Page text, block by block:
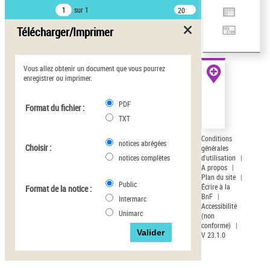
Titre uniforme musical
Statut de la notice
Pays
Auteur d’œuvre
sur 1
20
résultats/page
Télécharger/Imprimer
Vous allez obtenir un document que vous pourrez
enregistrer ou imprimer.
Format du fichier :
PDF
TXT
Choisir :
notices abrégées
notices complètes
Format de la notice :
Public
Intermarc
Unimarc
Conditions
générales
d'utilisation |
A propos |
Plan du site |
Écrire à la
BnF |
Accessibilité
(non
conforme)
|
V 23.1.0